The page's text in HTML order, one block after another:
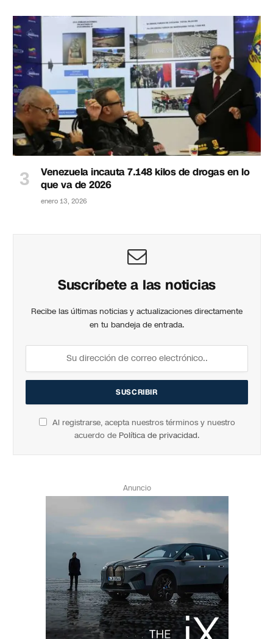
Venezuela incauta 7.148 kilos de drogas en lo
que va de 2026
enero 13, 2026
Suscríbete a las noticias
Recibe las últimas noticias y actualizaciones directamente
en tu bandeja de entrada.
Al registrarse, acepta nuestros términos y nuestro
acuerdo de Política de privacidad.
Anuncio